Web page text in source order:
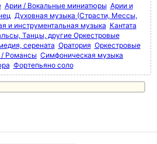
Арии / Вокальные миниатюры Арии и
Духовная музыка (Страсти, Мессы,
и инструментальная музыка Кантата
Танцы, другие Оркестровые
серената Оратория Оркестровые
/ Романсы Симфоническая музыка
Фортепьяно соло